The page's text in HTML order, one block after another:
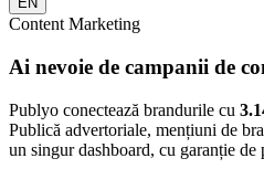
Content Marketing
Ai nevoie de campanii de
Publyo conectează brandurile cu
Publică advertoriale, mențiuni de
un singur dashboard, cu garanție